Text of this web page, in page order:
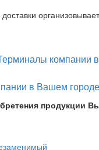
продукции